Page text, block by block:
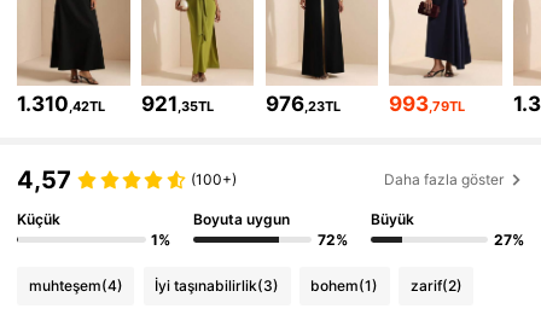
116K Takipçiler
4,72 116K Takipçiler
4,72 116K Takipçiler
116K Takipçiler
4,72 116K Takipçiler
1.310 ,42TL 921 ,35TL 976,23TL 993 ,79TL
4,57 (100+) Daha fazla göster
Küçük
1%
Boyuta uygun
72%
Büyük
27%
muhteşem(4) İyi taşınabilirlik(3) bohem(1) zarif(2)